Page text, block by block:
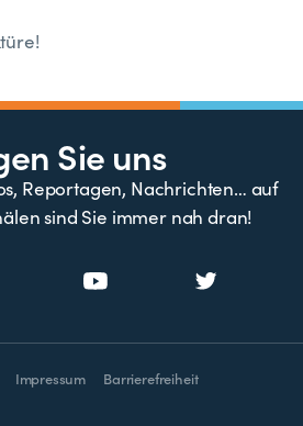
Sie uns
Reportagen, Nachrichten… auf
sind Sie immer nah dran!
Impressum Barrierefreiheit